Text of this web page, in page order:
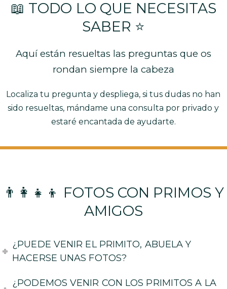
📖 TODO LO QUE NECESITAS
SABER ⭐️
Aquí están resueltas las preguntas que os
rondan siempre la cabeza
Localiza tu pregunta y despliega, si tus dudas no han
sido resueltas, mándame una consulta por privado y
estaré encantada de ayudarte.
👨‍👩‍👧‍👦 FOTOS CON PRIMOS Y
AMIGOS
¿PUEDE VENIR EL PRIMITO, ABUELA Y
HACERSE UNAS FOTOS?
¿PODEMOS VENIR CON LOS PRIMITOS A LA